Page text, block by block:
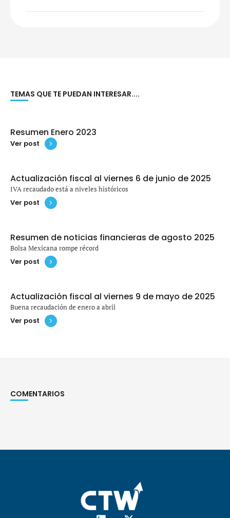
TEMAS QUE TE PUEDAN INTERESAR....
Resumen Enero 2023
Ver post
Actualización fiscal al viernes 6 de junio de 2025
IVA recaudado está a niveles históricos
Ver post
Resumen de noticias financieras de agosto 2025
Bolsa Mexicana rompe récord
Ver post
Actualización fiscal al viernes 9 de mayo de 2025
Buena recaudación de enero a abril
Ver post
COMENTARIOS